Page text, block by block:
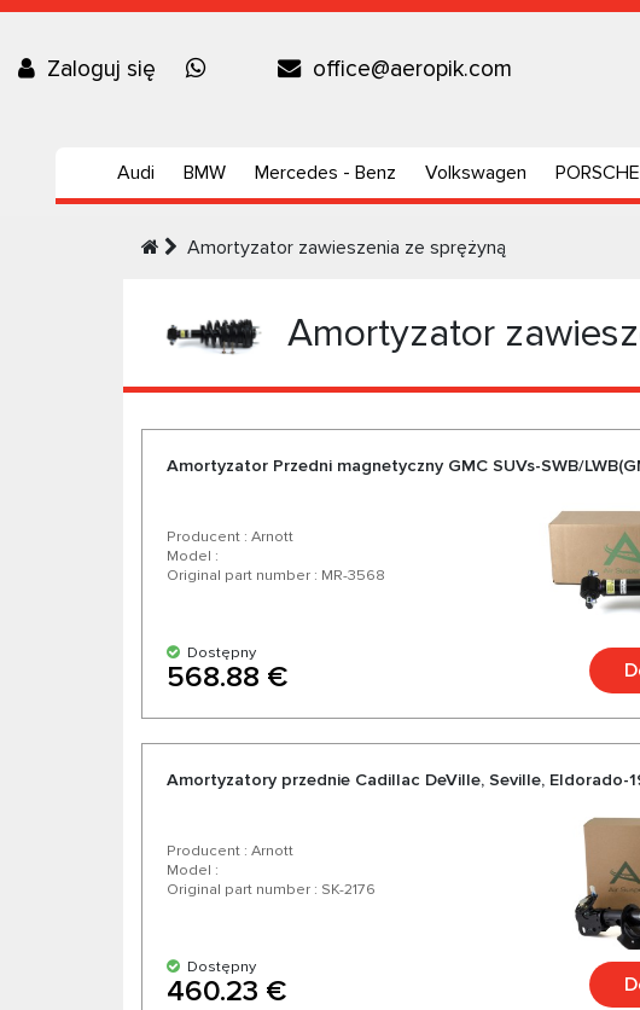
Zaloguj się office@aeropik.com
Audi BMW Mercedes - Benz Volkswagen PORSCHE
Amortyzator zawieszenia ze sprężyną
Amortyzator
Amortyzator Przedni magnetyczny GMC SUVs-SWB/
Producent : Arnott
Model :
Original part number : MR-3568
Dostępny
568.88 €
Amortyzatory przednie Cadillac DeVille, Seville, Eldorado-
Producent : Arnott
Model :
Original part number : SK-2176
Dostępny
460.23 €